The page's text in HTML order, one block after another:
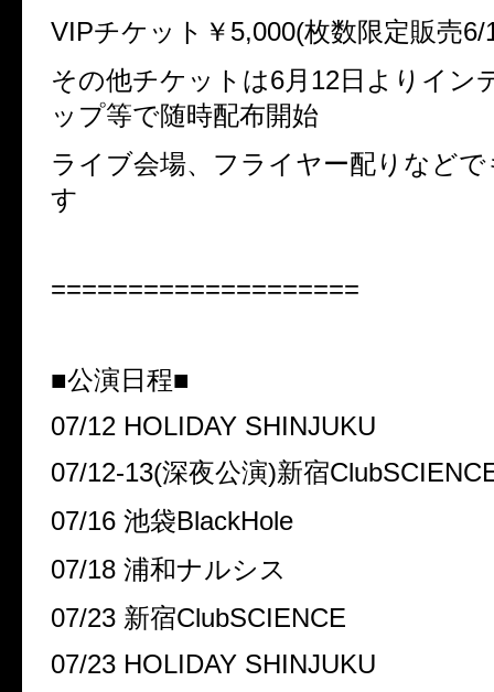
VIPチケット￥5,000(枚数限定販売6/
その他チケットは6月12日よりイン
ップ等で随時配布開始
ライブ会場、フライヤー配りなど
す
====================
■公演日程■
07/12 HOLIDAY SHINJUKU
07/12-13(深夜公演)新宿
07/16 池袋BlackHole
07/18 浦和ナルシス
07/23 新宿ClubSCIENCE
07/23 HOLIDAY SHINJUKU